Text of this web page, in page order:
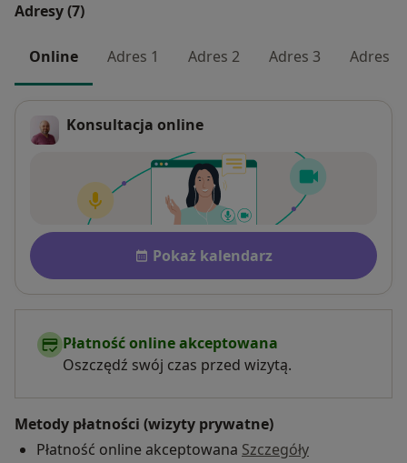
Adresy (7)
Online Adres 1 Adres 2 Adres 3 Adres 4
Konsultacja online
Dostępność
Pokaż kalendarz
Płatność online akceptowana
Oszczędź swój czas przed wizytą.
Metody płatności (wizyty prywatne)
Płatność online akceptowana Szczegóły